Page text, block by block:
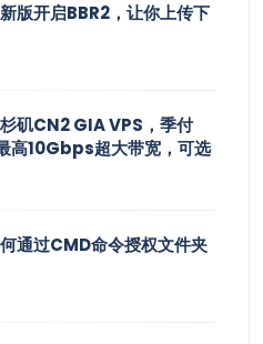
版开启BBR2，让你上传下
矶CN2 GIA VPS，季付
高10Gbps超大带宽，可选
通过CMD命令授权文件夹